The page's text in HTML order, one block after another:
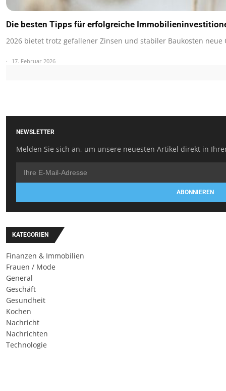
Die besten Tipps für erfolgreiche
2026 bietet trotz gefallener Zinsen und stabiler Baukosten neue
17. Februar 2026
NEWSLETTER
Melden Sie sich an, um unsere neuesten Artikel direkt in
ABONNIEREN
KATEGORIEN
Finanzen & Immobilien
Frauen / Mode
General
Geschäft
Gesundheit
Kochen
Nachricht
Nachrichten
Technologie